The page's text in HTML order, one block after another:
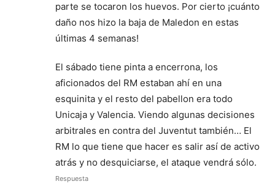
parte se tocaron los huevos. Por cierto ¡cuánto
daño nos hizo la baja de Maledon en estas
últimas 4 semanas!
El sábado tiene pinta a encerrona, los
aficionados del RM estaban ahí en una
esquinita y el resto del pabellon era todo
Unicaja y Valencia. Viendo algunas decisiones
arbitrales en contra del Juventut también… El
RM lo que tiene que hacer es salir así de activo
atrás y no desquiciarse, el ataque vendrá sólo.
Respuesta